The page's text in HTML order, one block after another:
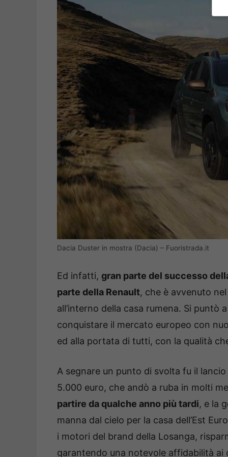
Dacia Duster in mostra (Dacia) – Fuoristrada.it
Ed infatti, gran parte del successo
parte della Renault, che è avvenuto
all’interno della casa rumena. Si
conquistare il mercato europeo con
ed alla portata di tutti, con la qualità
A segnare un punto di svolta fu il
5.000 euro, che andò a ruba in molti
partire da qualche anno più tardi, e la
manna dal cielo per la casa dell’Est
i motori del brand della Losanga,
garantendo una notevole affidabilità ai